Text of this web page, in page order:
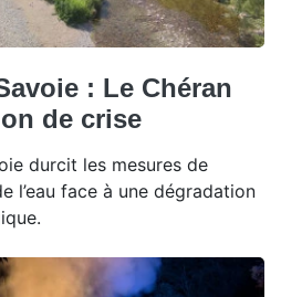
: Le Chéran
de crise
durcit les mesures de
l’eau face à une dégradation